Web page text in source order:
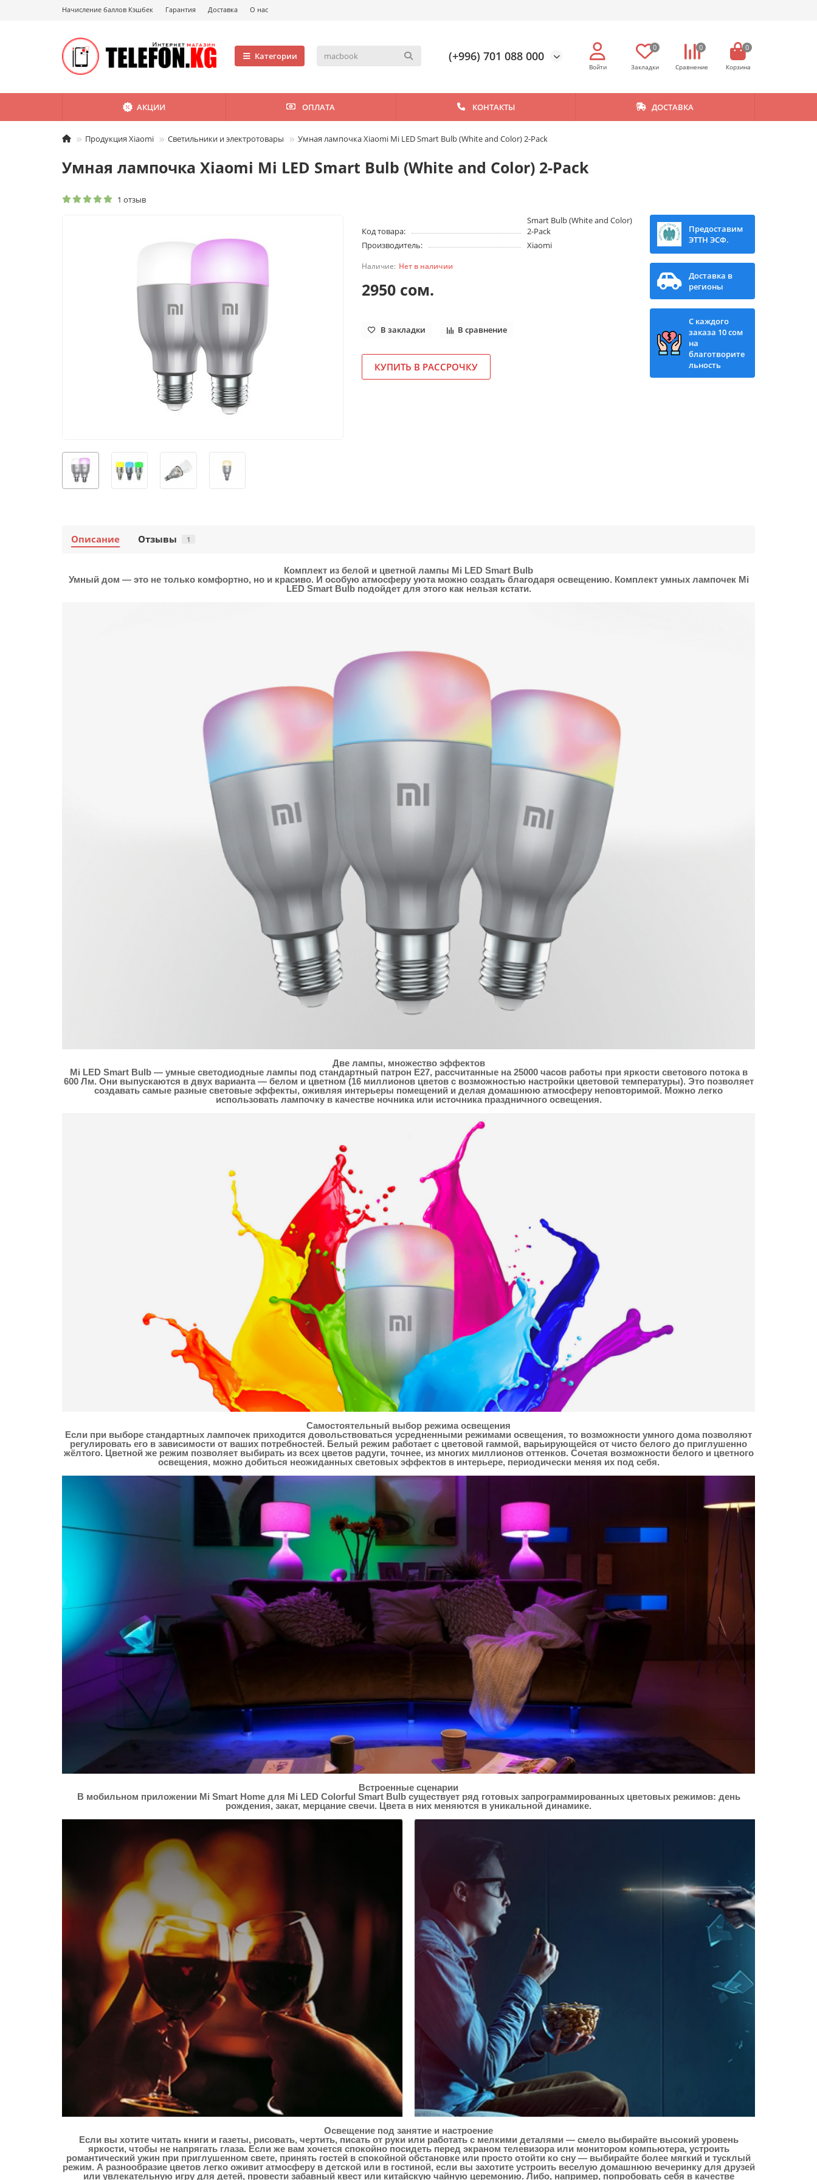
Начисление баллов Кэшбек Гарантия Доставка О нас
Категории (+996) 701 088 000
0 0 0
АКЦИИ ОПЛАТА КОНТАКТЫ ДОСТАВКА
Продукция Xiaomi Светильники и электротовары Умная лампочка Xiaomi Mi LED Smart Bulb (White and Color) 2-Pack
Умная лампочка Xiaomi Mi LED Smart Bulb (White and Color) 2-Pack
1 отзыв
Код товара:
Smart Bulb (White and Color)
2-Pack
Производитель:
Xiaomi
Нет в наличии
2950 сом.
В закладки В сравнение
КУПИТЬ В РАССРОЧКУ
Предоставим
ЭТТН ЭСФ.
Доставка в
регионы
С каждого
заказа 10 сом
на
благотворите
льность
Описание Отзывы 1
Комплект из белой и цветной лампы Mi LED Smart Bulb
Умный дом — это не только комфортно, но и красиво. И особую атмосферу уюта можно создать благодаря освещению. Комплект умных лампочек Mi
LED Smart Bulb подойдет для этого как нельзя кстати.
Две лампы, множество эффектов
Mi LED Smart Bulb — умные светодиодные лампы под стандартный патрон E27, рассчитанные на 25000 часов работы при яркости светового потока в
600 Лм. Они выпускаются в двух варианта — белом и цветном (16 миллионов цветов с возможностью настройки цветовой температуры). Это позволяет
создавать самые разные световые эффекты, оживляя интерьеры помещений и делая домашнюю атмосферу неповторимой. Можно легко
использовать лампочку в качестве ночника или источника праздничного освещения.
Самостоятельный выбор режима освещения
Если при выборе стандартных лампочек приходится довольствоваться усредненными режимами освещения, то возможности умного дома позволяют
регулировать его в зависимости от ваших потребностей. Белый режим работает с цветовой гаммой, варьирующейся от чисто белого до приглушенно
жёлтого. Цветной же режим позволяет выбирать из всех цветов радуги, точнее, из многих миллионов оттенков. Сочетая возможности белого и цветного
освещения, можно добиться неожиданных световых эффектов в интерьере, периодически меняя их под себя.
Встроенные сценарии
В мобильном приложении Mi Smart Home для Mi LED Colorful Smart Bulb существует ряд готовых запрограммированных цветовых режимов: день
рождения, закат, мерцание свечи. Цвета в них меняются в уникальной динамике.
Освещение под занятие и настроение
Если вы хотите читать книги и газеты, рисовать, чертить, писать от руки или работать с мелкими деталями — смело выбирайте высокий уровень
яркости, чтобы не напрягать глаза. Если же вам хочется спокойно посидеть перед экраном телевизора или монитором компьютера, устроить
романтический ужин при приглушенном свете, принять гостей в спокойной обстановке или просто отойти ко сну — выбирайте более мягкий и тусклый
режим. А разнообразие цветов легко оживит атмосферу в детской или в гостиной, если вы захотите устроить веселую домашнюю вечеринку для друзей
или увлекательную игру для детей, провести забавный квест или китайскую чайную церемонию. Либо, например, попробовать себя в качестве